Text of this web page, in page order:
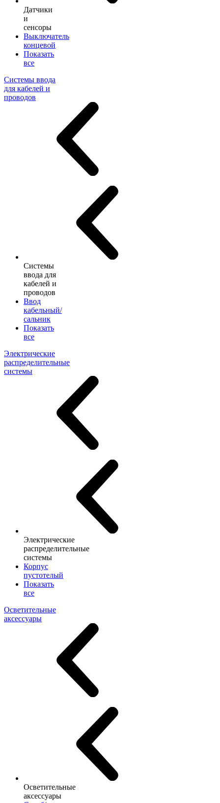
Датчики
и
сенсоры
Выключатель
концевой
Показать
все
Системы ввода
для кабелей и
проводов
Системы
ввода для
кабелей и
проводов
Ввод
кабельный/
сальник
Показать
все
Электрические
распределительные
системы
Электрические
распределительные
системы
Корпус
пустотелый
Показать
все
Осветительные
аксессуары
Осветительные
аксессуары